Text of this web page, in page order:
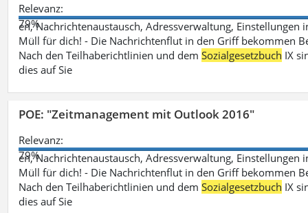
Relevanz:
79%
en, Nachrichtenaustausch, Adressverwaltung,
Müll für dich! - Die Nachrichtenflut in den Griff bekommen
Nach den Teilhaberichtlinien und demSozialgesetzbuch IX
dies auf Sie
POE: "Zeitmanagement mit Outlook 2016"
Relevanz:
79%
en, Nachrichtenaustausch, Adressverwaltung,
Müll für dich! - Die Nachrichtenflut in den Griff bekommen
Nach den Teilhaberichtlinien und demSozialgesetzbuch IX
dies auf Sie